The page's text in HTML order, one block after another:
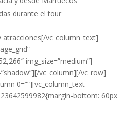
durante el tour
atracciones[/vc_column_text]
img_size=”medium”]
vc_column][/vc_row]
0=””][vc_column_text
bottom: 60px